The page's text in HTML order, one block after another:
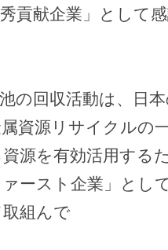
貢献企業」として
の回収活動は、日
資源リサイクルの
源を有効活用する
ースト企業」とし
組んで